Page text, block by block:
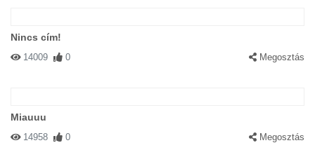
Nincs cím!
14009 0 Megosztás
Miauuu
14958 0 Megosztás